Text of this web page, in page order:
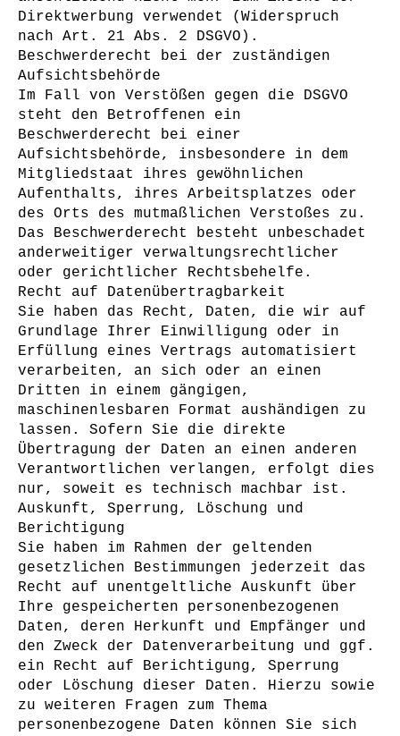
Direktwerbung verwendet (Widerspruch
nach Art. 21 Abs. 2 DSGVO).
Beschwerderecht bei der zuständigen
Aufsichtsbehörde
Im Fall von Verstößen gegen die DSGVO
steht den Betroffenen ein
Beschwerderecht bei einer
Aufsichtsbehörde, insbesondere in dem
Mitgliedstaat ihres gewöhnlichen
Aufenthalts, ihres Arbeitsplatzes oder
des Orts des mutmaßlichen Verstoßes zu.
Das Beschwerderecht besteht unbeschadet
anderweitiger verwaltungsrechtlicher
oder gerichtlicher Rechtsbehelfe.
Recht auf Datenübertragbarkeit
Sie haben das Recht, Daten, die wir auf
Grundlage Ihrer Einwilligung oder in
Erfüllung eines Vertrags automatisiert
verarbeiten, an sich oder an einen
Dritten in einem gängigen,
maschinenlesbaren Format aushändigen zu
lassen. Sofern Sie die direkte
Übertragung der Daten an einen anderen
Verantwortlichen verlangen, erfolgt dies
nur, soweit es technisch machbar ist.
Auskunft, Sperrung, Löschung und
Berichtigung
Sie haben im Rahmen der geltenden
gesetzlichen Bestimmungen jederzeit das
Recht auf unentgeltliche Auskunft über
Ihre gespeicherten personenbezogenen
Daten, deren Herkunft und Empfänger und
den Zweck der Datenverarbeitung und ggf.
ein Recht auf Berichtigung, Sperrung
oder Löschung dieser Daten. Hierzu sowie
zu weiteren Fragen zum Thema
personenbezogene Daten können Sie sich